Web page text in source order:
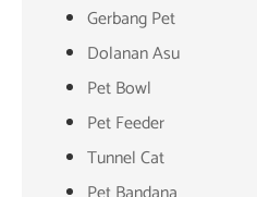
Gerbang Pet
Dolanan Asu
Pet Bowl
Pet Feeder
Tunnel Cat